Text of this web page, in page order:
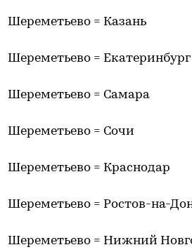
Шереметьево = Казань
Шереметьево = Екатеринбург
Шереметьево = Самара
Шереметьево = Сочи
Шереметьево = Краснодар
Шереметьево = Ростов-на-
Шереметьево = Нижний